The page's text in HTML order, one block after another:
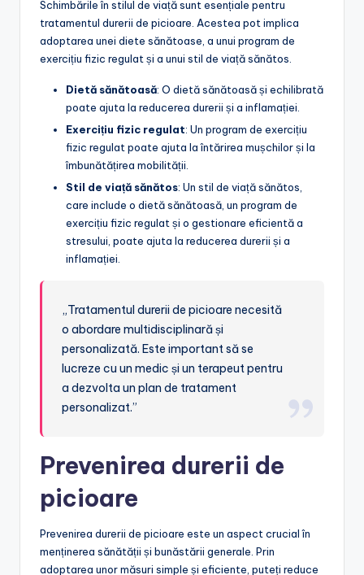
Schimbările în stilul de viață sunt esențiale pentru
tratamentul durerii de picioare. Acestea pot implica
adoptarea unei diete sănătoase, a unui program de
exercițiu fizic regulat și a unui stil de viață sănătos.
Dietă sănătoasă: O dietă sănătoasă și echilibrată
poate ajuta la reducerea durerii și a inflamației.
Exercițiu fizic regulat: Un program de exercițiu
fizic regulat poate ajuta la întărirea mușchilor și la
îmbunătățirea mobilității.
Stil de viață sănătos: Un stil de viață sănătos,
care include o dietă sănătoasă, un program de
exercițiu fizic regulat și o gestionare eficientă a
stresului, poate ajuta la reducerea durerii și a
inflamației.
„Tratamentul durerii de picioare necesită
o abordare multidisciplinară și
personalizată. Este important să se
lucreze cu un medic și un terapeut pentru
a dezvolta un plan de tratament
personalizat.”
Prevenirea durerii de
picioare
Prevenirea durerii de picioare este un aspect crucial în
menținerea sănătății și bunăstării generale. Prin
adoptarea unor măsuri simple și eficiente, puteți reduce